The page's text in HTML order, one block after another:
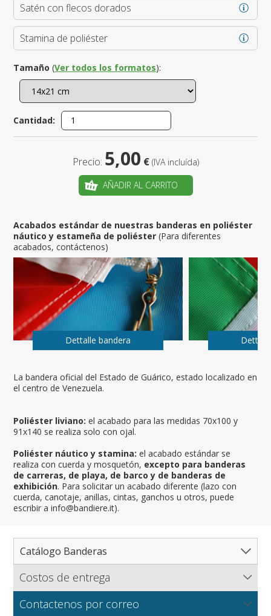
La bandera oficial del Estado de Guárico, estado localizado en
el centro de Venezuela.
Poliéster liviano: el acabado para las medidas 70x100 y
91x140 se realiza solo con ojal.
Poliéster náutico y stamina: el acabado estándar se
realiza con cuerda y mosquetón, excepto para banderas
de carreras, de playa, de barco y de banderas de
exhibición. Para solicitar un acabado diferente (lazo con
cuerda, canotaje, anillas, cintas, ganchos u otros, puede
escribir a info@bandiere.it).
Satén con flecos dorados
Stamina de poliéster
Tamaño (Ver todos los formatos):
Cantidad:
Precio: 5,00 € (IVA incluída)
AÑADIR AL CARRITO
Acabados estándar de nuestras banderas en poliéster
náutico y estameña de poliéster (Para diferentes
acabados, contáctenos)
Dettalle bandera
Catálogo Banderas
Catálogo completo de banderas
Costos de entrega
Flagsonline.it calcula los costos de envío en función del
peso de los bienes, el tipo de pago y el método de
Contactenos por correo